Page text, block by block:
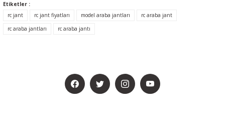
Etiketler :
rc jant
rc jant fiyatları model araba jantları
rc araba jant
rc araba jantları
rc araba jantı